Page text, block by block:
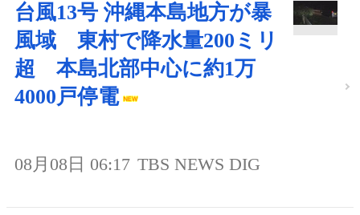
台風13号 沖縄本島地方が暴
風域 東村で降水量200ミリ
超 本島北部中心に約1万
4000戸停電
08月08日 06:17 TBS NEWS DIG